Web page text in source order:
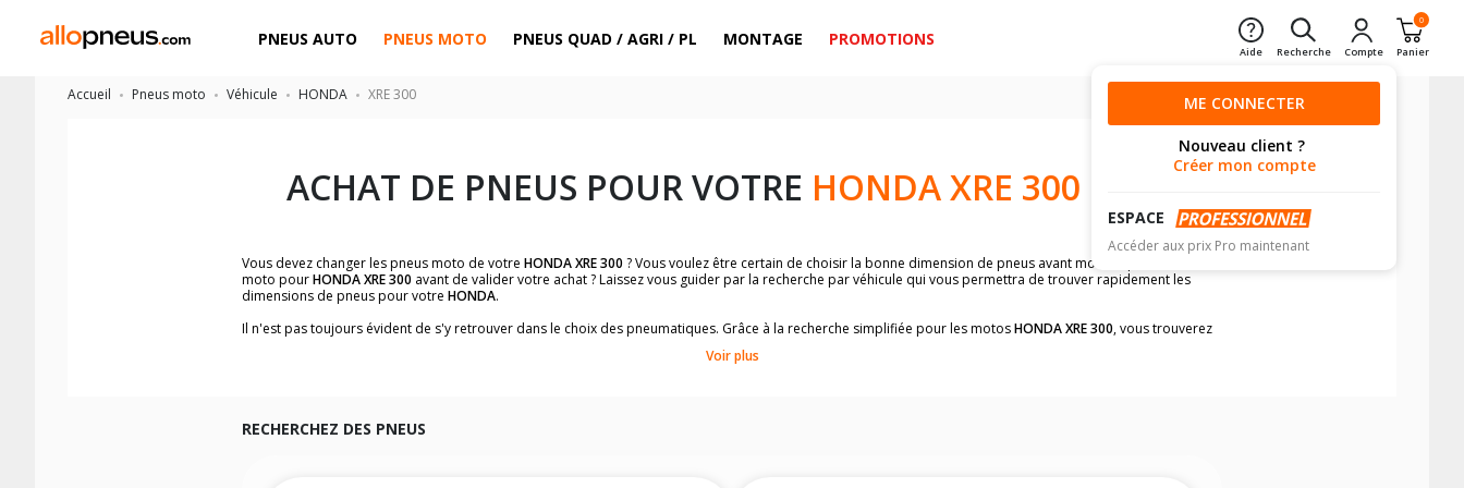
PNEUS AUTO PNEUS MOTO PNEUS QUAD / AGRI / PL MONTAGE PROMOTIONS
Aide Recherche Compte
0
Panier
ME CONNECTER
Nouveau client ?
Créer mon compte
ESPACE
Accéder aux prix Pro maintenant
Accueil Pneus moto Véhicule HONDA XRE 300
ACHAT DE PNEUS POUR VOTRE HONDA XRE 300
Vous devez changer les pneus moto de votre HONDA XRE 300 ? Vous voulez être certain de choisir la bonne dimension de pneus avant moto et pneus arrière
moto pourHONDA XRE 300 avant de valider votre achat ? Laissez vous guider par la recherche par véhicule qui vous permettra de trouver rapidement les
dimensions de pneus pour votre HONDA.
Il n'est pas toujours évident de s'y retrouver dans le choix des pneumatiques. Grâce à la recherche simplifiée pour les motosHONDA XRE 300, vous trouverez
Vous ne savez pas comment trouver les dimensions de vos pneus ? Ces informations sont indiquées sur le flanc des pneumatiques, dans le carnet de bord de
facilement.
Voir plus
RECHERCHEZ DES PNEUS